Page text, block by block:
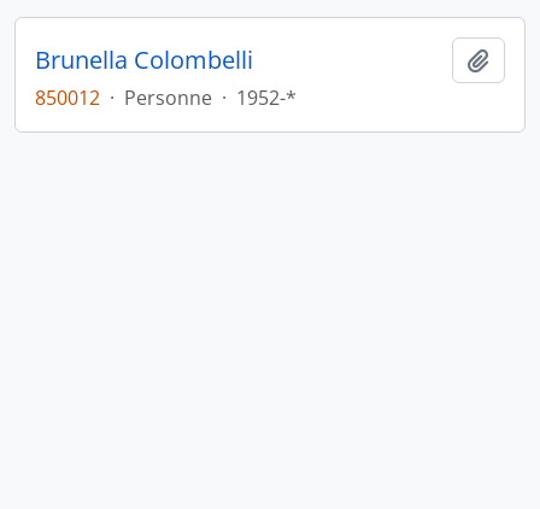
Brunella Colombelli
850012 · Personne · 1952-*